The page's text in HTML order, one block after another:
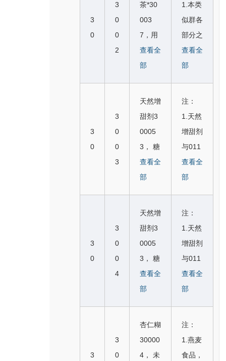
植物制
剂300
028，
菊苣
（咖啡
代用
品）3
0003
6， 加
奶可可
饮料3
0008
3， 加
料与2
907第
三、四
自然
段，3
002第
（二）
部分，
3202
商品类
似，与
第十版
及以前
3
0
3
0
0
2
茶*30
003
7，用
作茶叶
代用品
7，甘
菊茶饮
料300
248
查看全
部
1.本类
似群各
部分之
间商品
不类
3001
加奶可
可饮
料，加
奶咖啡
饮料，
含牛奶
的巧克
力饮
料，咖
查看全
部
3
0
3
0
0
3
天然增
甜剂3
0005
3， 糖
*3000
69，
红糖C
30000
5， 冰
查看全
部
注：
1.天然
增甜剂
与011
3人造
增甜剂
0
4）。
查看全
部
3
0
3
0
0
4
天然增
甜剂3
0005
3， 糖
*3000
69，
查看全
部
注：
1.天然
增甜剂
与011
3人造
增甜剂
查看全
部
3
3
0
杏仁糊
30000
4， 未
注：
1.燕麦
食品，